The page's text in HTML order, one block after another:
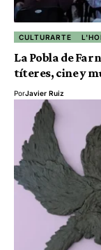
CULTURARTE
La Pobla de
títeres, cine y
PorJavier Ruiz